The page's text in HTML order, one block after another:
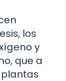
los
y
que a
plantas